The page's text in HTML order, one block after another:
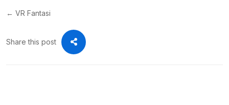
← VR Fantasi
Share this post